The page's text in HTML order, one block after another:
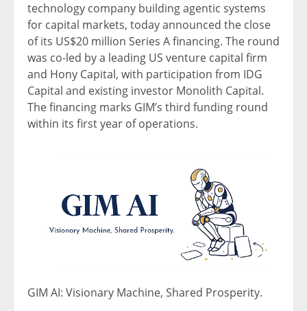
technology company building agentic systems
for capital markets, today announced the close
of its US$20 million Series A financing. The round
was co-led by a leading US venture capital firm
and Hony Capital, with participation from IDG
Capital and existing investor Monolith Capital.
The financing marks GIM’s third funding round
within its first year of operations.
GIM AI: Visionary Machine, Shared Prosperity.